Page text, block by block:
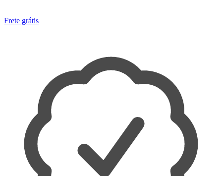
Frete grátis